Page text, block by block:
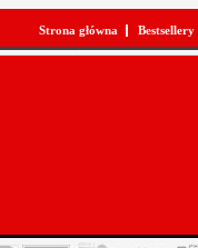
Strona główna Bestsellery